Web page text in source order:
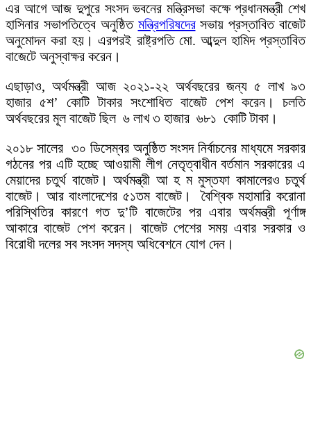
এর আগে আজ দুপুরে সংসদ ভবনের মন্ত্রিসভা কক্ষে প্রধানমন্ত্রী শেখ
হাসিনার সভাপতিত্বে অনুষ্ঠিত মন্ত্রিপরিষদেরসভায় প্রস্তাবিত বাজেট
অনুমোদন করা হয়। এরপরই রাষ্ট্রপতি মো. আব্দুল হামিদ প্রস্তাবিত
বাজেটে অনুস্বাক্ষর করেন।
এছাড়াও, অর্থমন্ত্রী আজ ২০২১-২২ অর্থবছরের জন্য ৫ লাখ ৯৩
হাজার ৫শ’ কোটি টাকার সংশোধিত বাজেট পেশ করেন। চলতি
অর্থবছরের মূল বাজেট ছিল ৬ লাখ ৩ হাজার ৬৮১ কোটি টাকা।
২০১৮ সালের ৩০ ডিসেম্বর অনুষ্ঠিত সংসদ নির্বাচনের মাধ্যমে সরকার
গঠনের পর এটি হচ্ছে আওয়ামী লীগ নেতৃত্বাধীন বর্তমান সরকারের এ
মেয়াদের চতুর্থ বাজেট। অর্থমন্ত্রী আ হ ম মুস্তফা কামালেরও চতুর্থ
বাজেট। আর বাংলাদেশের ৫১তম বাজেট। বৈশ্বিক মহামারি করোনা
পরিস্থিতির কারণে গত দু’টি বাজেটের পর এবার অর্থমন্ত্রী পূর্ণাঙ্গ
আকারে বাজেট পেশ করেন। বাজেট পেশের সময় এবার সরকার ও
বিরোধী দলের সব সংসদ সদস্য অধিবেশনে যোগ দেন।